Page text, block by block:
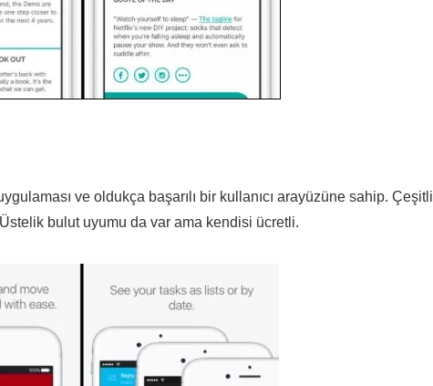
ve oldukça başarılı bir kullanıcı arayüzüne sahip. Çeşitli
bulut uyumu da var ama kendisi ücretli.